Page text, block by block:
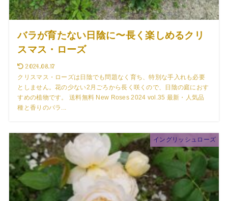
バラが育たない日陰に〜長く楽しめるクリ
スマス・ローズ
2024.08.17
クリスマス・ローズは日陰でも問題なく育ち、特別な手入れも必要
としません。花の少ない2月ごろから長く咲くので、日陰の庭におす
すめの植物です。 送料無料 New Roses 2024 vol.35 最新・人気品
種と香りのバラ...
イングリッシュローズ